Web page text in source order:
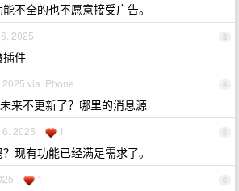
不全的也不愿意接受广告。
3
2025
插件
4
2025 via iPhone
来不更新了？哪里的消息源
5
2025 1
现有功能已经满足需求了。
6
1